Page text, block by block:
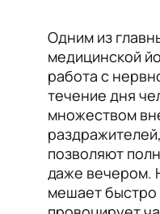
Одним из
медицинской
работа с
течение дня
множеством
позволяют
даже вечером.
мешает быстро